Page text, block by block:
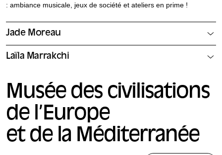
: ambiance musicale, jeux de société et ateliers en prime !
Jade Moreau
Laïla Marrakchi
Musée des civilisations
de l’Europe
et de la Méditerranée